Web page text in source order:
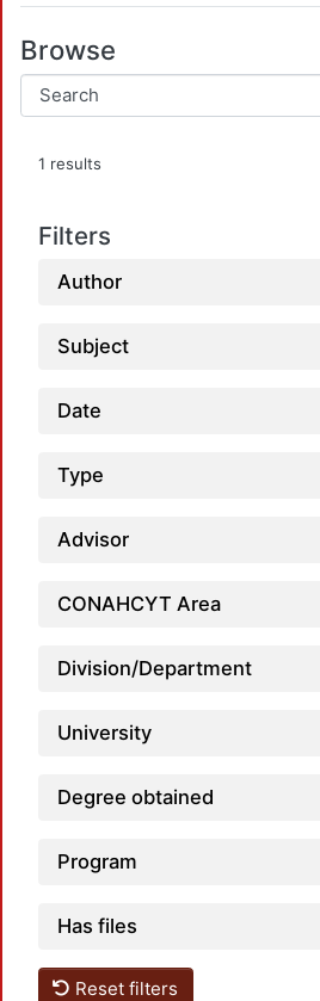
Browse
1 results
Filters
Author
Subject
Date
Type
Advisor
CONAHCYT Area
Division/Department
University
Degree obtained
Program
Has files
Reset filters